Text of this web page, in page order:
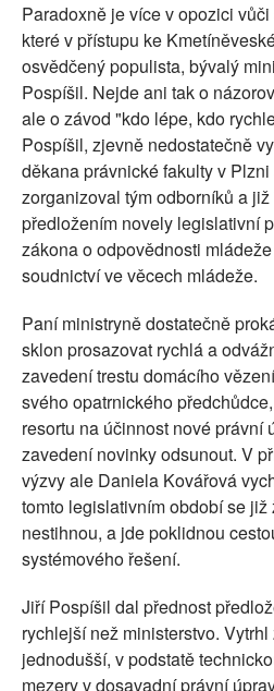
Paradoxně je více v opozici
které v přístupu ke
osvědčený populista, bývalý
Pospíšil. Nejde ani tak o
ale o závod "kdo lépe, kdo
Pospíšil, zjevně nedostatečně
děkana právnické fakulty v
zorganizoval tým odborníků a
předložením novely legislativní
zákona o odpovědnosti
soudnictví ve věcech mládeže.
Paní ministryně dostatečně
sklon prosazovat rychlá a
zavedení trestu domácího
svého opatrnického
resortu na účinnost nové právní
zavedení novinky odsunout. V
výzvy ale Daniela Kovářová
tomto legislativním období se
nestihnou, a jde poklidnou
systémového řešení.
Jiří Pospíšil dal přednost
rychlejší než ministerstvo.
jednodušší, v podstatě
mezery v dosavadní právní